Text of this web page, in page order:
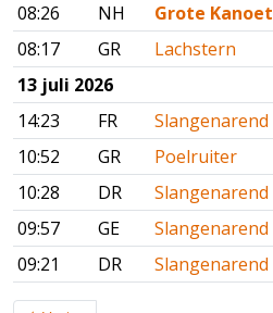
08:26
NH
Grote Kanoet
08:17
GR
Lachstern
13 juli 2026
14:23
FR
Slangenarend
10:52
GR
Poelruiter
10:28
DR
Slangenarend
09:57
GE
Slangenarend
09:21
DR Slangenarend